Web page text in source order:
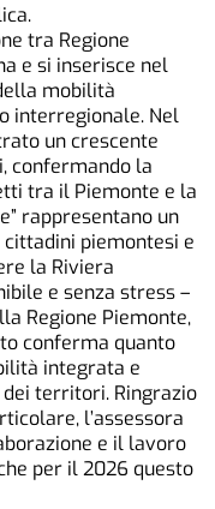
tra Regione
e si inserisce nel
mobilità
interregionale. Nel
un crescente
confermando la
tra il Piemonte e la
rappresentano un
piemontesi e
la Riviera
e senza stress –
Regione Piemonte,
conferma quanto
integrata e
territori. Ringrazio
l’assessora
e il lavoro
per il 2026 questo